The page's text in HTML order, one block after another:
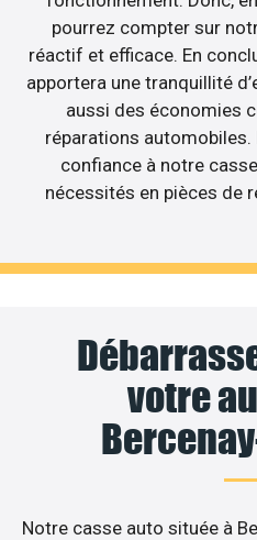
pourrez compter sur
réactif et efficace. En
apportera une tranquillité
aussi des économies
réparations automobiles.
confiance à notre
nécessités en pièces de
votre
Notre casse auto située à